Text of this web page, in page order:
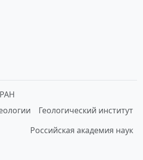
Геологический институт
Российская академия наук